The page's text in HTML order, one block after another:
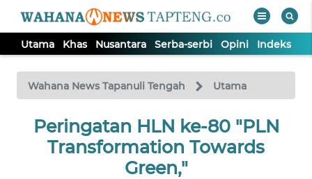
Utama Khas Nusantara Serba-serbi Opini Indeks
Wahana News Tapanuli Tengah Utama
Peringatan HLN ke-80 "PLN
Transformation Towards
Green,"
TV
Tutup
UTAMA